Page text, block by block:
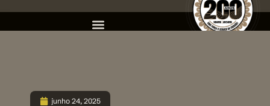
junho 24, 2025